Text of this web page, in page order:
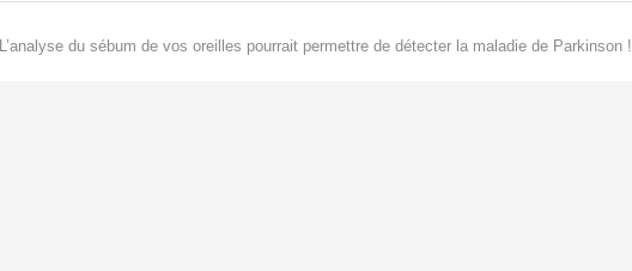
L’analyse du sébum de vos oreilles pourrait permettre de détecter la maladie de Parkinson !